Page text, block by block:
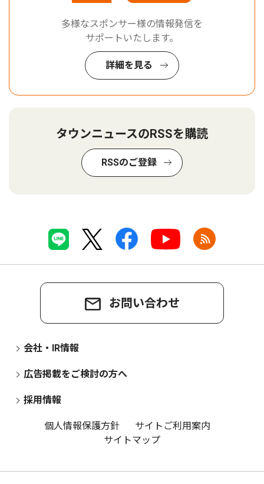
多様なスポンサー様の情報発信を
サポートいたします。
詳細を見る
タウンニュースのRSSを購読
RSSのご登録
お問い合わせ
会社・IR情報
広告掲載をご検討の方へ
採用情報
個人情報保護方針
サイトご利用案内
サイトマップ